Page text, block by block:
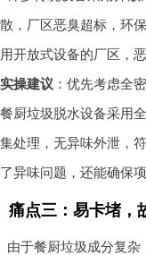
散，厂区恶臭超标，环
用开放式设备的厂区，
实操建议 ：优先考虑全
餐厨垃圾脱水设备采用
集处理，无异味外泄，
了异味问题，还能确保
痛点三：易卡堵，
由于餐厨垃圾成分复